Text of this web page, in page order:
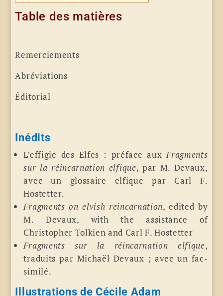
Table des matières
Remerciements
Abréviations
Éditorial
Inédits
L’effigie des Elfes : préface auxFragments
sur la réincarnation elfique, par M. Devaux,
avec un glossaire elfique par Carl F.
Hostetter.
Fragments on elvish reincarnation, edited by
M. Devaux, with the assistance of
Christopher Tolkien and Carl F. Hostetter
Fragments sur la réincarnation elfique,
traduits par Michaël Devaux ; avec un fac-
similé.
Illustrations de Cécile Adam